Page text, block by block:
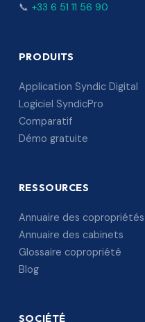
📞 +33 6 51 11 56 90
PRODUITS
Application Syndic Digital
Logiciel SyndicPro
Comparatif
Démo gratuite
RESSOURCES
Annuaire des copropriétés
Annuaire des cabinets
Glossaire copropriété
Blog
SOCIÉTÉ